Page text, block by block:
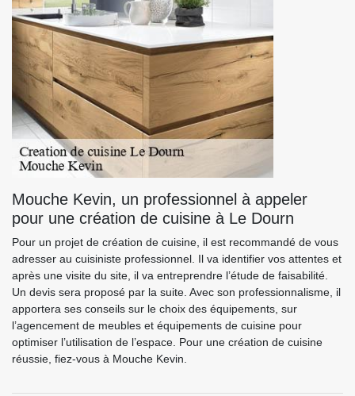
Mouche Kevin, un professionnel à appeler
pour une création de cuisine à Le Dourn
Pour un projet de création de cuisine, il est recommandé de vous
adresser au cuisiniste professionnel. Il va identifier vos attentes et
après une visite du site, il va entreprendre l’étude de faisabilité.
Un devis sera proposé par la suite. Avec son professionnalisme, il
apportera ses conseils sur le choix des équipements, sur
l’agencement de meubles et équipements de cuisine pour
optimiser l’utilisation de l’espace. Pour une création de cuisine
réussie, fiez-vous à Mouche Kevin.